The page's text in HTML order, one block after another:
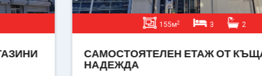
3 2
САМОСТОЯТЕЛЕН ЕТАЖ ОТ КЪЩА - ЖК